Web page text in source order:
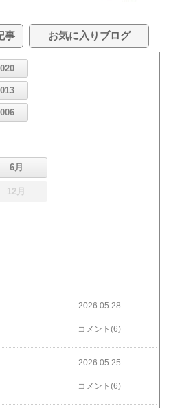
事 お気に入りブログ
6月
12月
2026.05.28
コメント(6)
2026.05.25
コメント(6)